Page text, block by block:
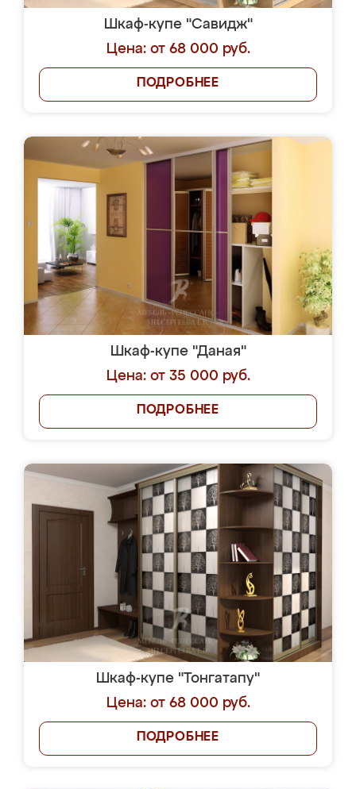
Шкаф-купе "Савидж"
Цена: от 68 000 руб.
ПОДРОБНЕЕ
Шкаф-купе "Даная"
Цена: от 35 000 руб.
ПОДРОБНЕЕ
Шкаф-купе "Тонгатапу"
Цена: от 68 000 руб.
ПОДРОБНЕЕ